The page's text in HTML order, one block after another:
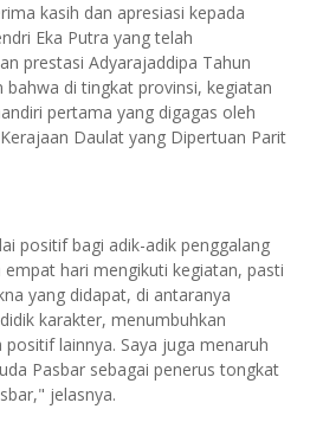
kasih dan apresiasi kepada
Eka Putra yang telah
prestasi Adyarajaddipa Tahun
bahwa di tingkat provinsi, kegiatan
pertama yang digagas oleh
Daulat yang Dipertuan Parit
positif bagi adik-adik penggalang
hari mengikuti kegiatan, pasti
yang didapat, di antaranya
karakter, menumbuhkan
lainnya. Saya juga menaruh
Pasbar sebagai penerus tongkat
jelasnya.